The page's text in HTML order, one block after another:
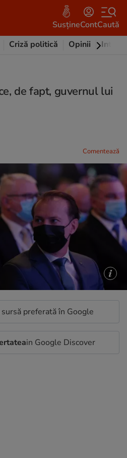
SusțineContCaută
Criză politică Opinii
de fapt, guvernul lui
Comentează
preferată în Google
in Google Discover